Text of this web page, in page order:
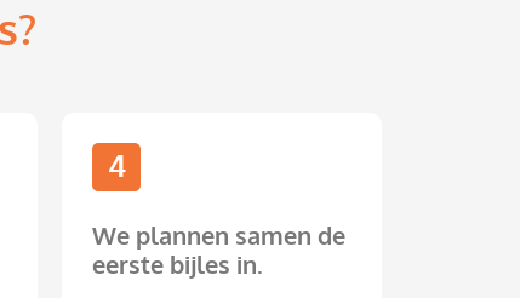
4
We plannen samen de
eerste bijles in.